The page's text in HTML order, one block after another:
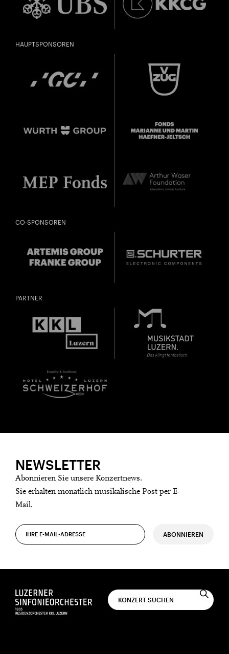
GASTSPIEL IN AMSTERDAM
Gefällt Ihnen diese Veranstaltung? Machen Sie
Freunde oder Bekannte via E-Mail oder Facebook-
Ammann Stiftung
Jahrgang 1997 oder älter
HAUPTSPONSOREN
CO-SPONSOREN
PARTNER
NEWSLETTER
Abonnieren Sie unsere Konzertnews.
Sie erhalten monatlich musikalische Post per E-
Mail.
ABONNIEREN